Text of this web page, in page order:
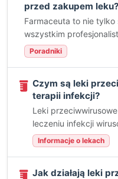
przed zakupem leku?
Farmaceuta to nie
wszystkim
Poradniki
Czym są leki
terapii infekcji?
Leki
leczeniu infekcji
Informacje o lekach
Jak działają leki